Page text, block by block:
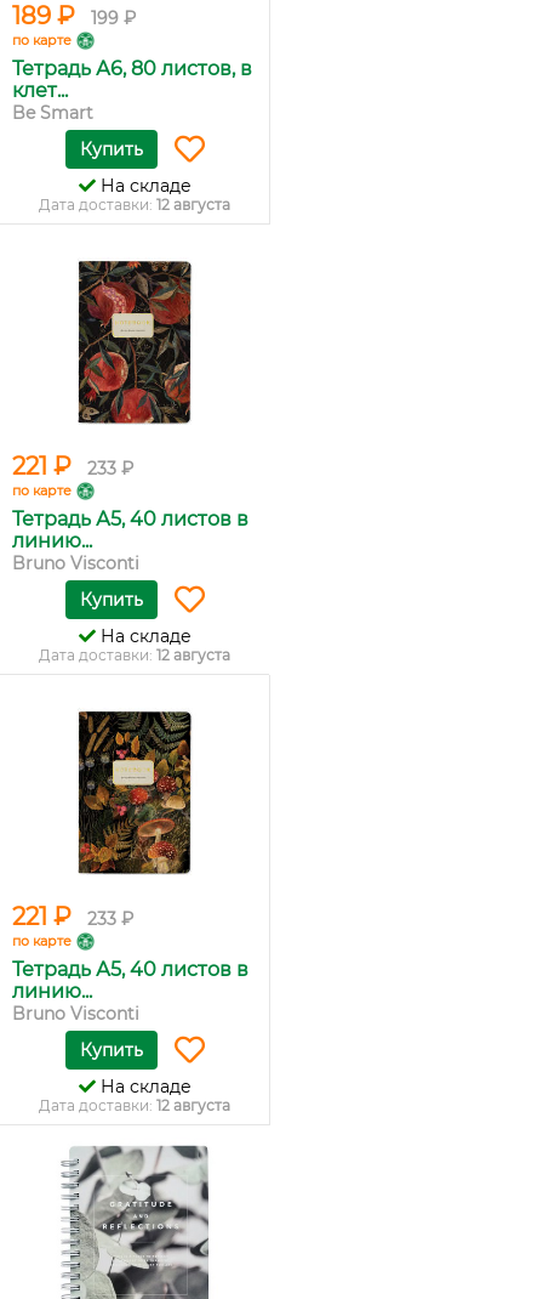
189 ₽ 199 ₽
по карте
Тетрадь А6, 80 листов, в
клет...
Be Smart
Купить
На складе
Дата доставки: 12 августа
221 ₽ 233 ₽
по карте
Тетрадь А5, 40 листов в
линию...
Bruno Visconti
Купить
На складе
Дата доставки: 12 августа
221 ₽ 233 ₽
по карте
Тетрадь А5, 40 листов в
линию...
Bruno Visconti
Купить
На складе
Дата доставки: 12 августа